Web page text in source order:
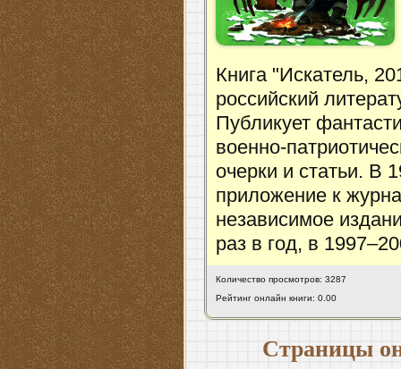
Книга "Искатель,
российский
Публикует
военно-
очерки и статьи. В
приложение к
независимое
раз в год, в
Количество просмотров: 3287
Рейтинг онлайн книги: 0.00
Страницы